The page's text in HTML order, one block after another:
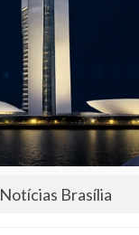
Notícias Brasília